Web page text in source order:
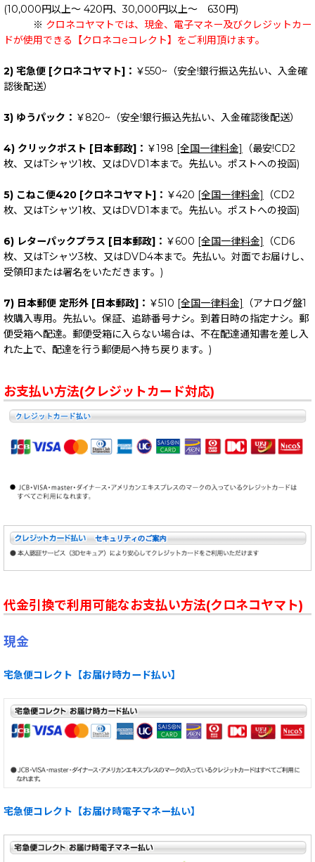
(10,000円以上～ 420円、30,000円以上～ 630円)
※ クロネコヤマトでは、現金、電子マネー及びクレジットカー
ドが使用できる【クロネコeコレクト】をご利用頂けます。
2) 宅急便 [クロネコヤマト]： ￥550~（安全!銀行振込先払い、入金確
認後配送）
3) ゆうパック： ￥820~（安全!銀行振込先払い、入金確認後配送）
4) クリックポスト [日本郵政]： ￥198 [全国一律料金]
（最安!CD2
枚、又はTシャツ1枚、又はDVD1本まで。先払い。ポストへの投函)
5) こねこ便420 [クロネコヤマト]： ￥420 [全国一律料金]
（CD2
枚、又はTシャツ1枚、又はDVD1本まで。先払い。ポストへの投函)
6) レターパックプラス [日本郵政]： ￥600 [全国一律料金]
（CD6
枚、又はTシャツ3枚、又はDVD4本まで。先払い。対面でお届けし、
受領印または署名をいただきます。)
7) 日本郵便 定形外 [日本郵政]： ￥510 [全国一律料金]
（アナログ盤1
枚購入専用。先払い。保証、追跡番号ナシ。到着日時の指定ナシ。郵
便受箱へ配達。郵便受箱に入らない場合は、不在配達通知書を差し入
れた上で、配達を行う郵便局へ持ち戻ります。)
お支払い方法(クレジットカード対応)
代金引換で利用可能なお支払い方法(クロネコヤマト)
現金
宅急便コレクト【お届け時カード払い】
宅急便コレクト【お届け時電子マネー払い】